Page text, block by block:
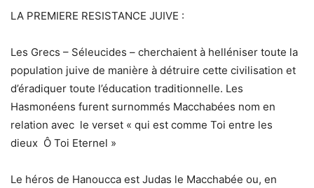
LA PREMIERE RESISTANCE JUIVE :
Les Grecs – Séleucides – cherchaient à helléniser toute la
population juive de manière à détruire cette civilisation et
d’éradiquer toute l’éducation traditionnelle. Les
Hasmonéens furent surnommés Macchabées nom en
relation avec le verset « qui est comme Toi entre les
dieux Ô Toi Eternel »
Le héros de Hanoucca est Judas le Macchabée ou, en